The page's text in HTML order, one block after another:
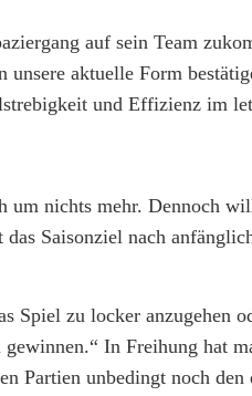
auf sein Team
aktuelle Form
und Effizienz im
um nichts mehr. Dennoch
das Saisonziel nach
Spiel zu locker anzugehen
In Freihung hat
Partien unbedingt noch